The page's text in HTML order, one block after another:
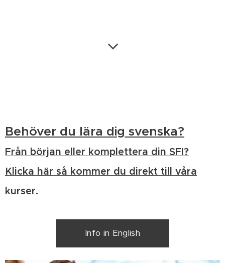
Behöver du lära dig svenska?
Från början eller komplettera din SFI?
Klicka här så kommer du direkt till våra
kurser.
Info in English